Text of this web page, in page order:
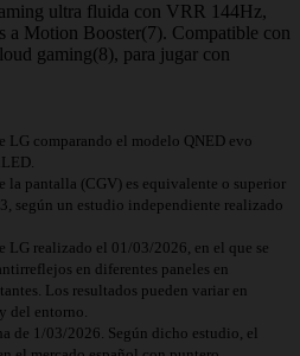
ultra fluida con VRR 144Hz,
a Motion Booster(7). Compatible con
gaming(8), para jugar con
LG comparando el modelo QNED evo
la pantalla (CGV) es equivalente o superior
según un estudio independiente realizado
LG realizado el 01/03/2026, en el que se
en diferentes paneles en
Los resultados pueden variar en
del entorno.
de 1/03/2026. Según dicho estudio, el